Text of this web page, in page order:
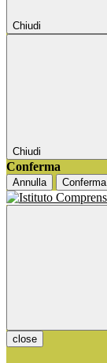
Chiudi
Chiudi
Conferma
Annulla Conferma
close